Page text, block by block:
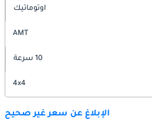
اوتوماتيك
AMT
10 سرعة
4x4
الإبلاغ عن سعر غير صحيح